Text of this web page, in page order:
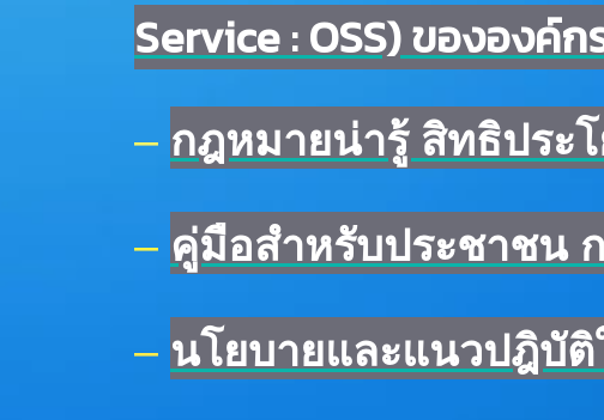
Service : OSS) ขององค์
– กฎหมายน่ารู้ สิทธิประ
– คู่มือสำหรับประชาชน
– นโยบายและแนวปฎิบั